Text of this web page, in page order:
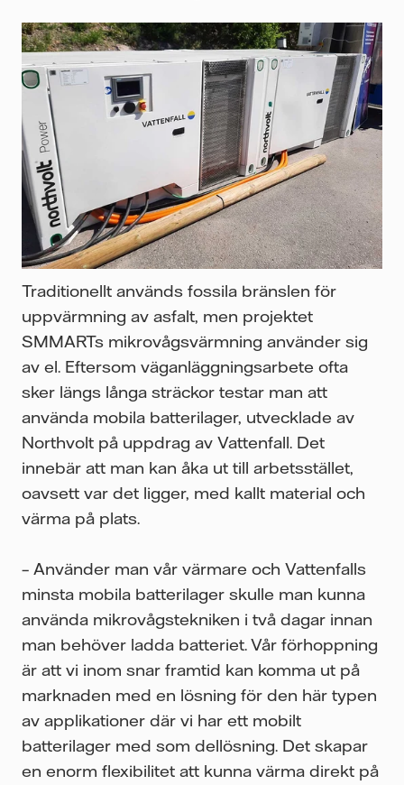
Traditionellt används fossila bränslen för
uppvärmning av asfalt, men projektet
SMMARTs mikrovågsvärmning använder sig
av el. Eftersom väganläggningsarbete ofta
sker längs långa sträckor testar man att
använda mobila batterilager, utvecklade av
Northvolt på uppdrag av Vattenfall. Det
innebär att man kan åka ut till arbetsstället,
oavsett var det ligger, med kallt material och
värma på plats.
– Använder man vår värmare och Vattenfalls
minsta mobila batterilager skulle man kunna
använda mikrovågstekniken i två dagar innan
man behöver ladda batteriet. Vår förhoppning
är att vi inom snar framtid kan komma ut på
marknaden med en lösning för den här typen
av applikationer där vi har ett mobilt
batterilager med som dellösning. Det skapar
en enorm flexibilitet att kunna värma direkt på